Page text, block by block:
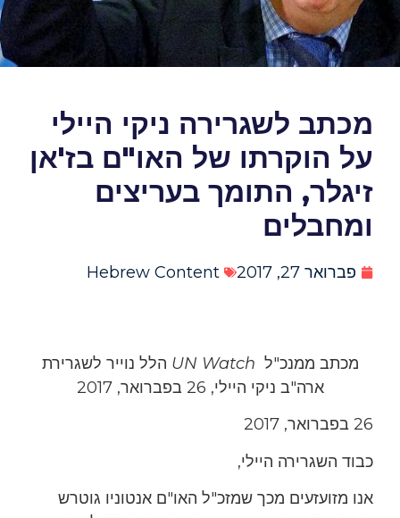
מכתב לשגרירה ניקי היילי
על הוקרתו של האו"ם בז'אן
זיגלר, התומך בעריצים
ומחבלים
פברואר 27, 2017 Hebrew Content
מכתב ממנכ"ל UN Watch הלל נוייר לשגרירת
ארה"ב ניקי היילי, 26 בפברואר, 2017
26 בפברואר, 2017
כבוד השגרירה היילי,
אנו מזועזעים מכך שמזכ"ל האו"ם אנטוניו גוטרש